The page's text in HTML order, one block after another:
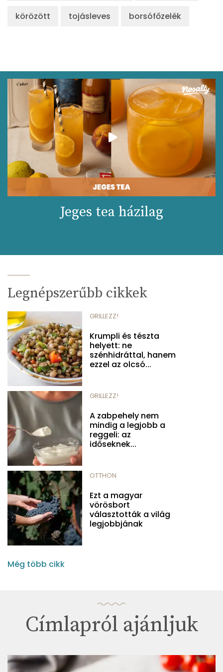
körözött tojásleves borsófőzelék
Jeges tea házilag
Legnépszerűbb cikkek
GRILLEZZ!
Krumpli és tészta
helyett: ne
szénhidráttal, hanem
ezzel az olcsó...
GRILLEZZ!
A zabpehely nem
mindig a legjobb a
reggeli: az
időseknek...
OTTHON
Ezt a magyar
vörösbort
választották a világ
legjobbjának
Még több cikk
Címlapról ajánljuk